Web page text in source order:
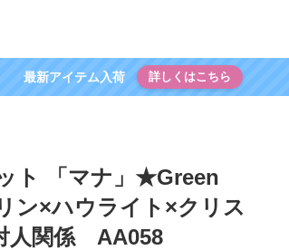
最新アイテム入荷 詳しくはこちら
ト 「マナ」★Green
×ハウライト×クリス
人関係 AA058